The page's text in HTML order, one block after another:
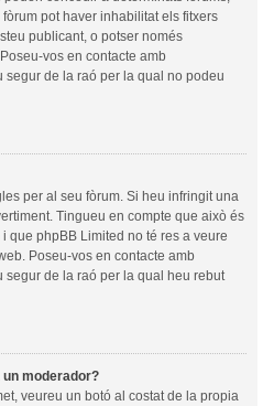
pot haver inhabilitat els fitxers
publicant, o potser només
vos en contacte amb
segur de la raó per la qual no podeu
per al seu fòrum. Si heu infringit una
Tingueu en compte que això és
que phpBB Limited no té res a veure
Poseu-vos en contacte amb
segur de la raó per la qual heu rebut
un moderador?
veureu un botó al costat de la propia